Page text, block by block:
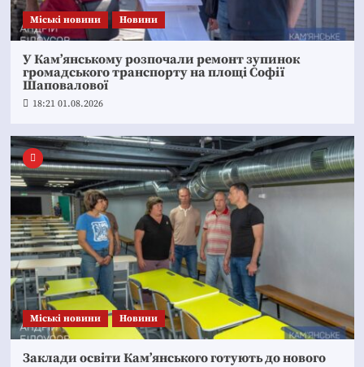
Mіські новини Новини
У Кам’янському розпочали ремонт зупинок
громадського транспорту на площі Софії
Шаповалової
18:21 01.08.2026
Mіські новини Новини
Заклади освіти Кам’янського готують до нового